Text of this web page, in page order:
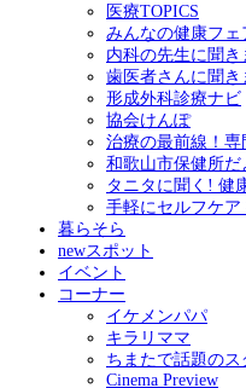
医療TOPICS
みんなの健康フェ
内科の先生に聞き
歯医者さんに聞き
形成外科診療ナビ
協会けんぽ
治療の最前線！専
和歌山市保健所だ
タニタに聞く! 健
手軽にセルフケア
暮らそら
newスポット
イベント
コーナー
イケメンパパ
キラリママ
ちまたで話題のス
Cinema Preview